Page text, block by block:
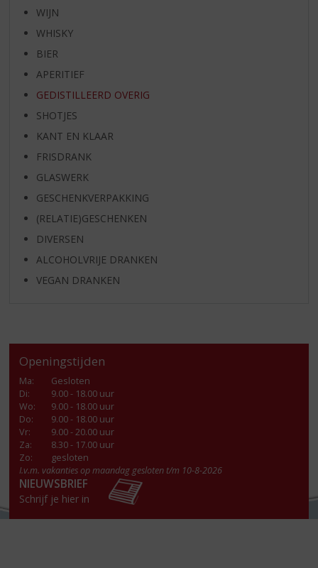
WIJN
WHISKY
BIER
APERITIEF
GEDISTILLEERD OVERIG
SHOTJES
KANT EN KLAAR
FRISDRANK
GLASWERK
GESCHENKVERPAKKING
(RELATIE)GESCHENKEN
DIVERSEN
ALCOHOLVRIJE DRANKEN
VEGAN DRANKEN
Openingstijden
Ma:
Gesloten
Di:
9.00 - 18.00 uur
Wo:
9.00 - 18.00 uur
Do:
9.00 - 18.00 uur
Vr:
9.00 - 20.00 uur
Za:
8.30 - 17.00 uur
Zo:
gesloten
I.v.m. vakanties op maandag gesloten t/m 10-8-2026
NIEUWSBRIEF
Schrijf je hier in